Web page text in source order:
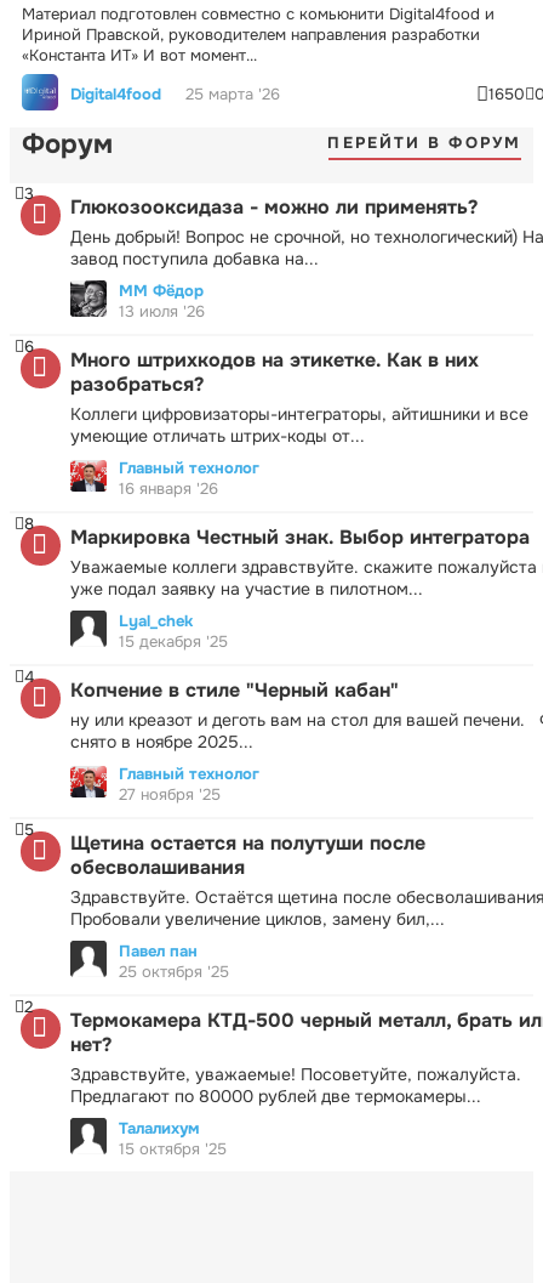
Материал подготовлен совместно с комьюнити Digital4food и
Ириной Правской, руководителем направления разработки
«Константа ИТ» И вот момент...
Digital4food
25 марта '26 1650
Форум ПЕРЕЙТИ В ФОРУМ
Глюкозооксидаза - можно ли применять?
День добрый! Вопрос не срочной, но технологический) На
завод поступила добавка на...
3
ММ Фёдор
13 июля '26
Много штрихкодов на этикетке. Как в них
разобраться?
Коллеги цифровизаторы-интеграторы, айтишники и все
умеющие отличать штрих-коды от...
6
Главный технолог
16 января '26
Маркировка Честный знак. Выбор интегратора
Уважаемые коллеги здравствуйте. скажите пожалуйста
уже подал заявку на участие в пилотном...
8
Lyal_chek
15 декабря '25
Копчение в стиле "Черный кабан"
ну или креазот и деготь вам на стол для вашей печени.
снято в ноябре 2025...
4
Главный технолог
27 ноября '25
Щетина остается на полутуши после
обесволашивания
Здравствуйте. Остаётся щетина после
Пробовали увеличение циклов, замену бил,...
5
Павел пан
25 октября '25
Термокамера КТД-500 черный металл, брать
нет?
Здравствуйте, уважаемые! Посоветуйте, пожалуйста.
Предлагают по 80000 рублей две термокамеры...
2
Талалихум
15 октября '25